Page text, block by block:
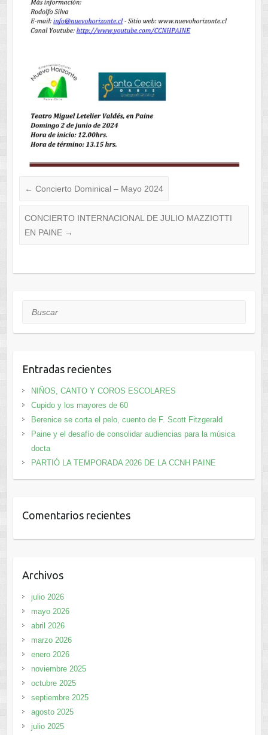
← Concierto Dominical – Mayo 2024
CONCIERTO INTERNACIONAL DE JULIO MAZZIOTTI
EN PAINE →
Buscar
Entradas recientes
NIÑOS, CANTO Y COROS ESCOLARES
Cupido y los mayores de 60
Berenice se corta el pelo, cuento de F. Scott Fitzgerald
Paine y el desafío de consolidar audiencias para la música
docta
PARTIÓ LA TEMPORADA 2026 DE LA CCNH PAINE
Comentarios recientes
Archivos
julio 2026
mayo 2026
abril 2026
marzo 2026
enero 2026
noviembre 2025
octubre 2025
septiembre 2025
agosto 2025
julio 2025